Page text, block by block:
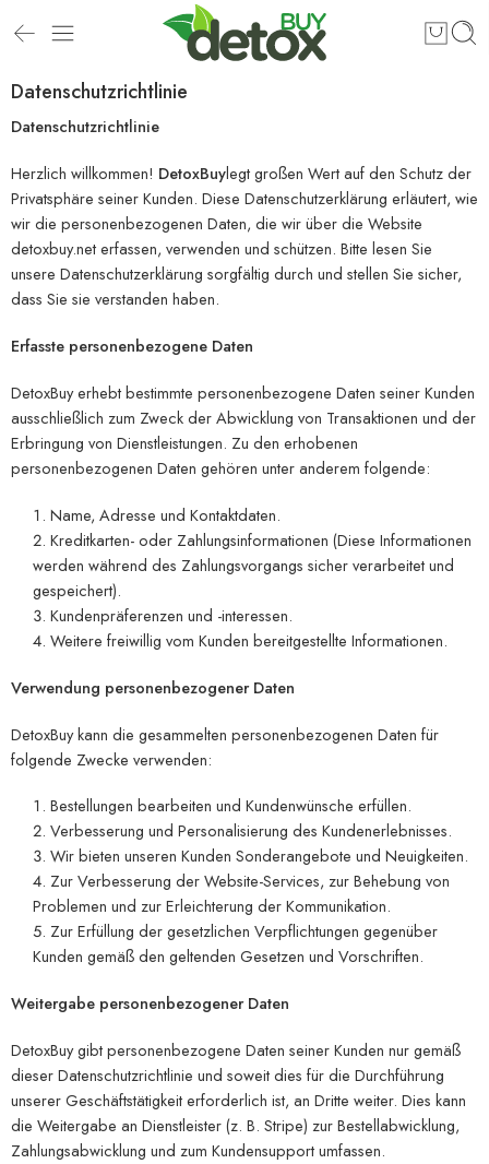
Datenschutzrichtlinie
Datenschutzrichtlinie
Herzlich willkommen! DetoxBuylegt großen Wert auf den Schutz der
Privatsphäre seiner Kunden. Diese Datenschutzerklärung erläutert, wie
wir die personenbezogenen Daten, die wir über die Website
detoxbuy.net erfassen, verwenden und schützen. Bitte lesen Sie
unsere Datenschutzerklärung sorgfältig durch und stellen Sie sicher,
dass Sie sie verstanden haben.
Erfasste personenbezogene Daten
DetoxBuy erhebt bestimmte personenbezogene Daten seiner Kunden
ausschließlich zum Zweck der Abwicklung von Transaktionen und der
Erbringung von Dienstleistungen. Zu den erhobenen
personenbezogenen Daten gehören unter anderem folgende:
Name, Adresse und Kontaktdaten.
Kreditkarten- oder Zahlungsinformationen (Diese Informationen
werden während des Zahlungsvorgangs sicher verarbeitet und
gespeichert).
Kundenpräferenzen und -interessen.
Weitere freiwillig vom Kunden bereitgestellte Informationen.
Verwendung personenbezogener Daten
DetoxBuy kann die gesammelten personenbezogenen Daten für
folgende Zwecke verwenden:
Bestellungen bearbeiten und Kundenwünsche erfüllen.
Verbesserung und Personalisierung des Kundenerlebnisses.
Wir bieten unseren Kunden Sonderangebote und Neuigkeiten.
Zur Verbesserung der Website-Services, zur Behebung von
Problemen und zur Erleichterung der Kommunikation.
Zur Erfüllung der gesetzlichen Verpflichtungen gegenüber
Kunden gemäß den geltenden Gesetzen und Vorschriften.
Weitergabe personenbezogener Daten
DetoxBuy gibt personenbezogene Daten seiner Kunden nur gemäß
dieser Datenschutzrichtlinie und soweit dies für die Durchführung
unserer Geschäftstätigkeit erforderlich ist, an Dritte weiter. Dies kann
die Weitergabe an Dienstleister (z. B. Stripe) zur Bestellabwicklung,
Zahlungsabwicklung und zum Kundensupport umfassen.